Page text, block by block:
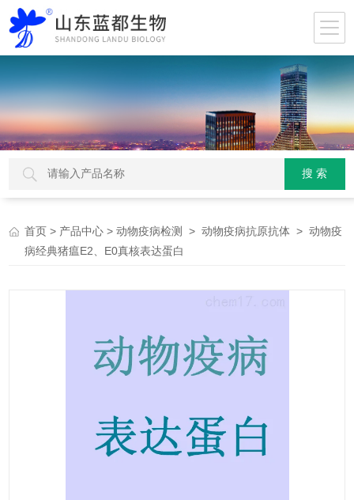
首页 > 产品中心 >动物疫病检测 >动物疫病抗原抗体 > 动物疫
病经典猪瘟E2、E0真核表达蛋白